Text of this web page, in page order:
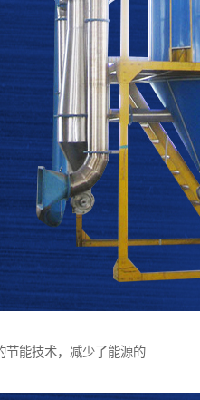
节能技术，减少了能源的